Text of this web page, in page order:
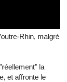
Rhin, malgré
la
et affronte le